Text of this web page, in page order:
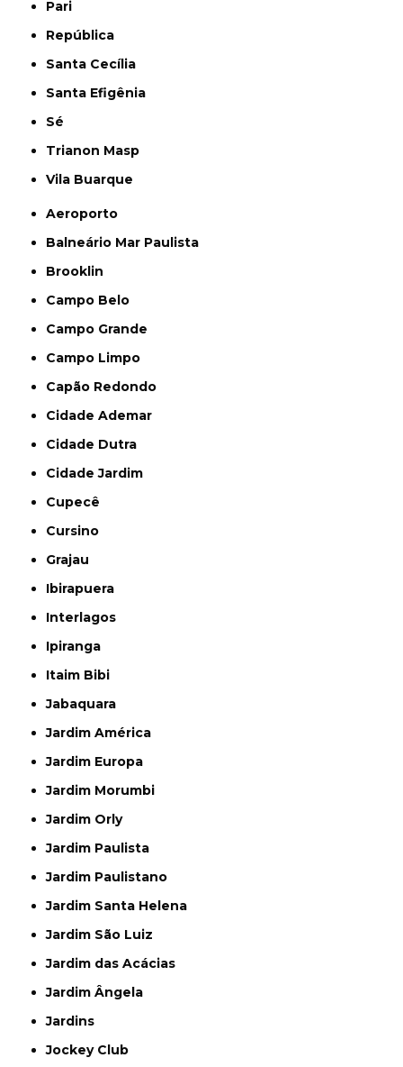
Pari
República
Santa Cecília
Santa Efigênia
Sé
Trianon Masp
Vila Buarque
Aeroporto
Balneário Mar Paulista
Brooklin
Campo Belo
Campo Grande
Campo Limpo
Capão Redondo
Cidade Ademar
Cidade Dutra
Cidade Jardim
Cupecê
Cursino
Grajau
Ibirapuera
Interlagos
Ipiranga
Itaim Bibi
Jabaquara
Jardim América
Jardim Europa
Jardim Morumbi
Jardim Orly
Jardim Paulista
Jardim Paulistano
Jardim Santa Helena
Jardim São Luiz
Jardim das Acácias
Jardim Ângela
Jardins
Jockey Club